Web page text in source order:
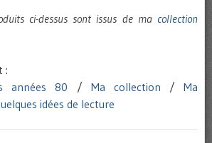
ci-dessus sont issus de ma collection
:
années 80 / Ma collection / Ma
idées de lecture